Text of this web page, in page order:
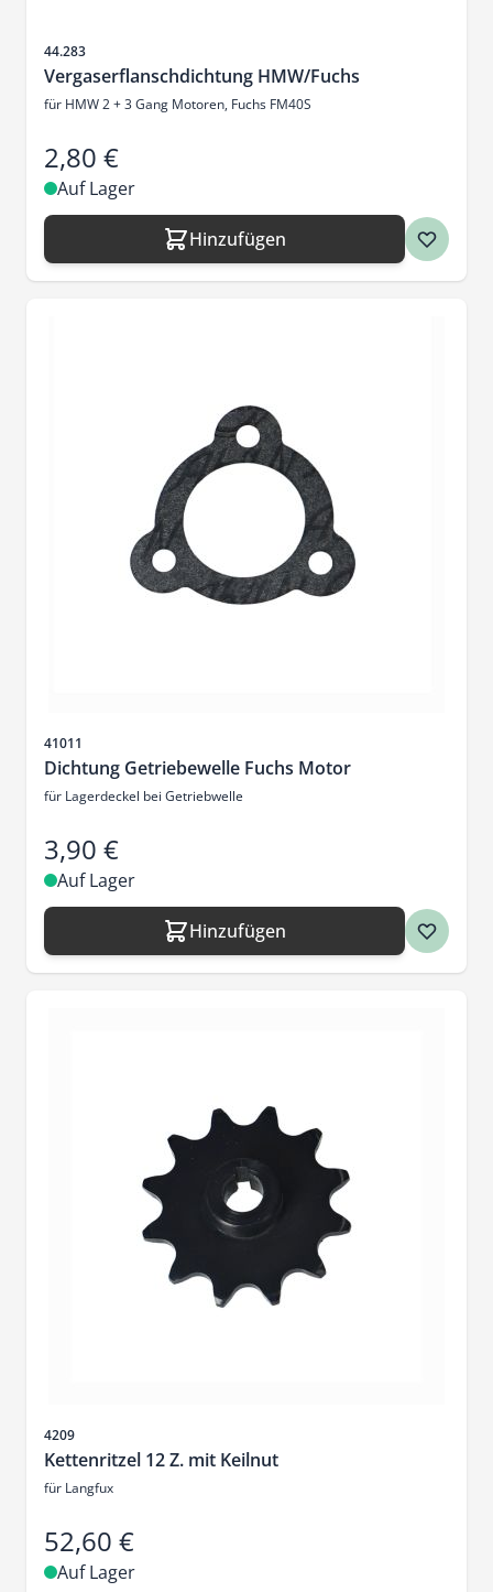
Artikelnr.
44.283
Vergaserflanschdichtung HMW/Fuchs
für HMW 2 + 3 Gang Motoren, Fuchs FM40S
2,80 €
Auf Lager
Hinzufügen
Artikelnr.
41011
Dichtung Getriebewelle Fuchs Motor
für Lagerdeckel bei Getriebwelle
3,90 €
Auf Lager
Hinzufügen
Artikelnr.
4209
Kettenritzel 12 Z. mit Keilnut
für Langfux
52,60 €
Auf Lager